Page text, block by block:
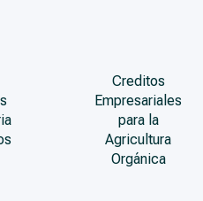
Creditos
Empresariales
para la
Agricultura
Orgánica